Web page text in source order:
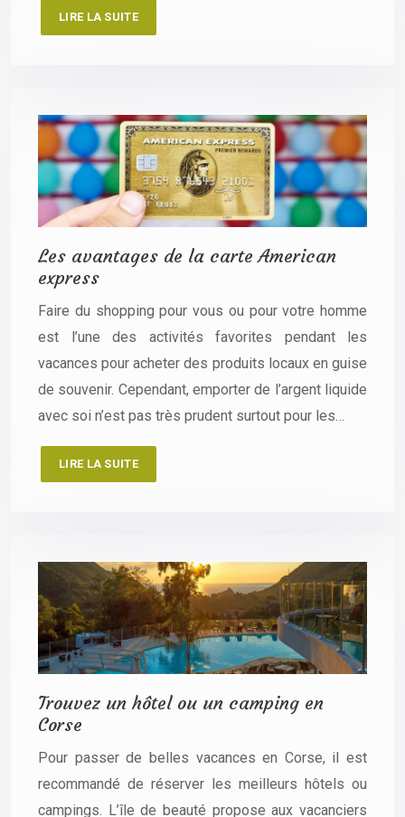
LIRE LA SUITE
Les avantages de la carte American
express
Faire du shopping pour vous ou pour votre homme
est l’une des activités favorites pendant les
vacances pour acheter des produits locaux en guise
de souvenir. Cependant, emporter de l’argent liquide
avec soi n’est pas très prudent surtout pour les…
LIRE LA SUITE
Trouvez un hôtel ou un camping en
Corse
Pour passer de belles vacances en Corse, il est
recommandé de réserver les meilleurs hôtels ou
campings. L’île de beauté propose aux vacanciers